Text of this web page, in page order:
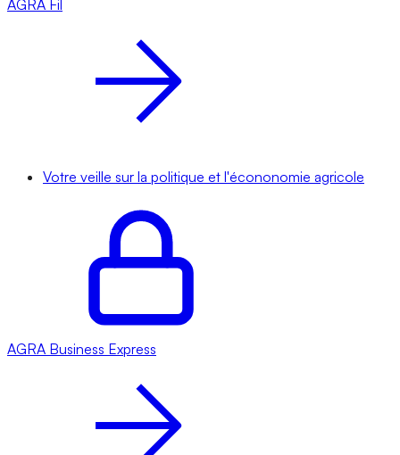
AGRA Fil
Votre veille sur la politique et l'écononomie agricole
AGRA Business Express